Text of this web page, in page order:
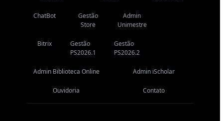
ChatBot
Gestão
Store
Admin
Unimestre
Bitrix
Gestão
PS2026.1
Gestão
PS2026.2
Admin Biblioteca Online Admin iScholar
Ouvidoria Contato